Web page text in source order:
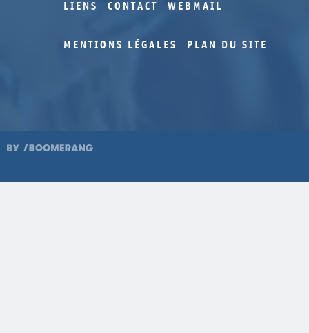
LIENS CONTACT WEBMAIL
MENTIONS LÉGALES PLAN DU SITE